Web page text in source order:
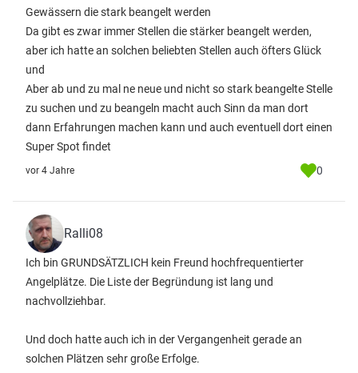
Gewässern die stark beangelt werden
Da gibt es zwar immer Stellen die stärker beangelt werden,
aber ich hatte an solchen beliebten Stellen auch öfters Glück
und
Aber ab und zu mal ne neue und nicht so stark beangelte Stelle
zu suchen und zu beangeln macht auch Sinn da man dort
dann Erfahrungen machen kann und auch eventuell dort einen
Super Spot findet
vor 4 Jahre 0
Ralli08
Ich bin GRUNDSÄTZLICH kein Freund hochfrequentierter
Angelplätze. Die Liste der Begründung ist lang und
nachvollziehbar.
Und doch hatte auch ich in der Vergangenheit gerade an
solchen Plätzen sehr große Erfolge.